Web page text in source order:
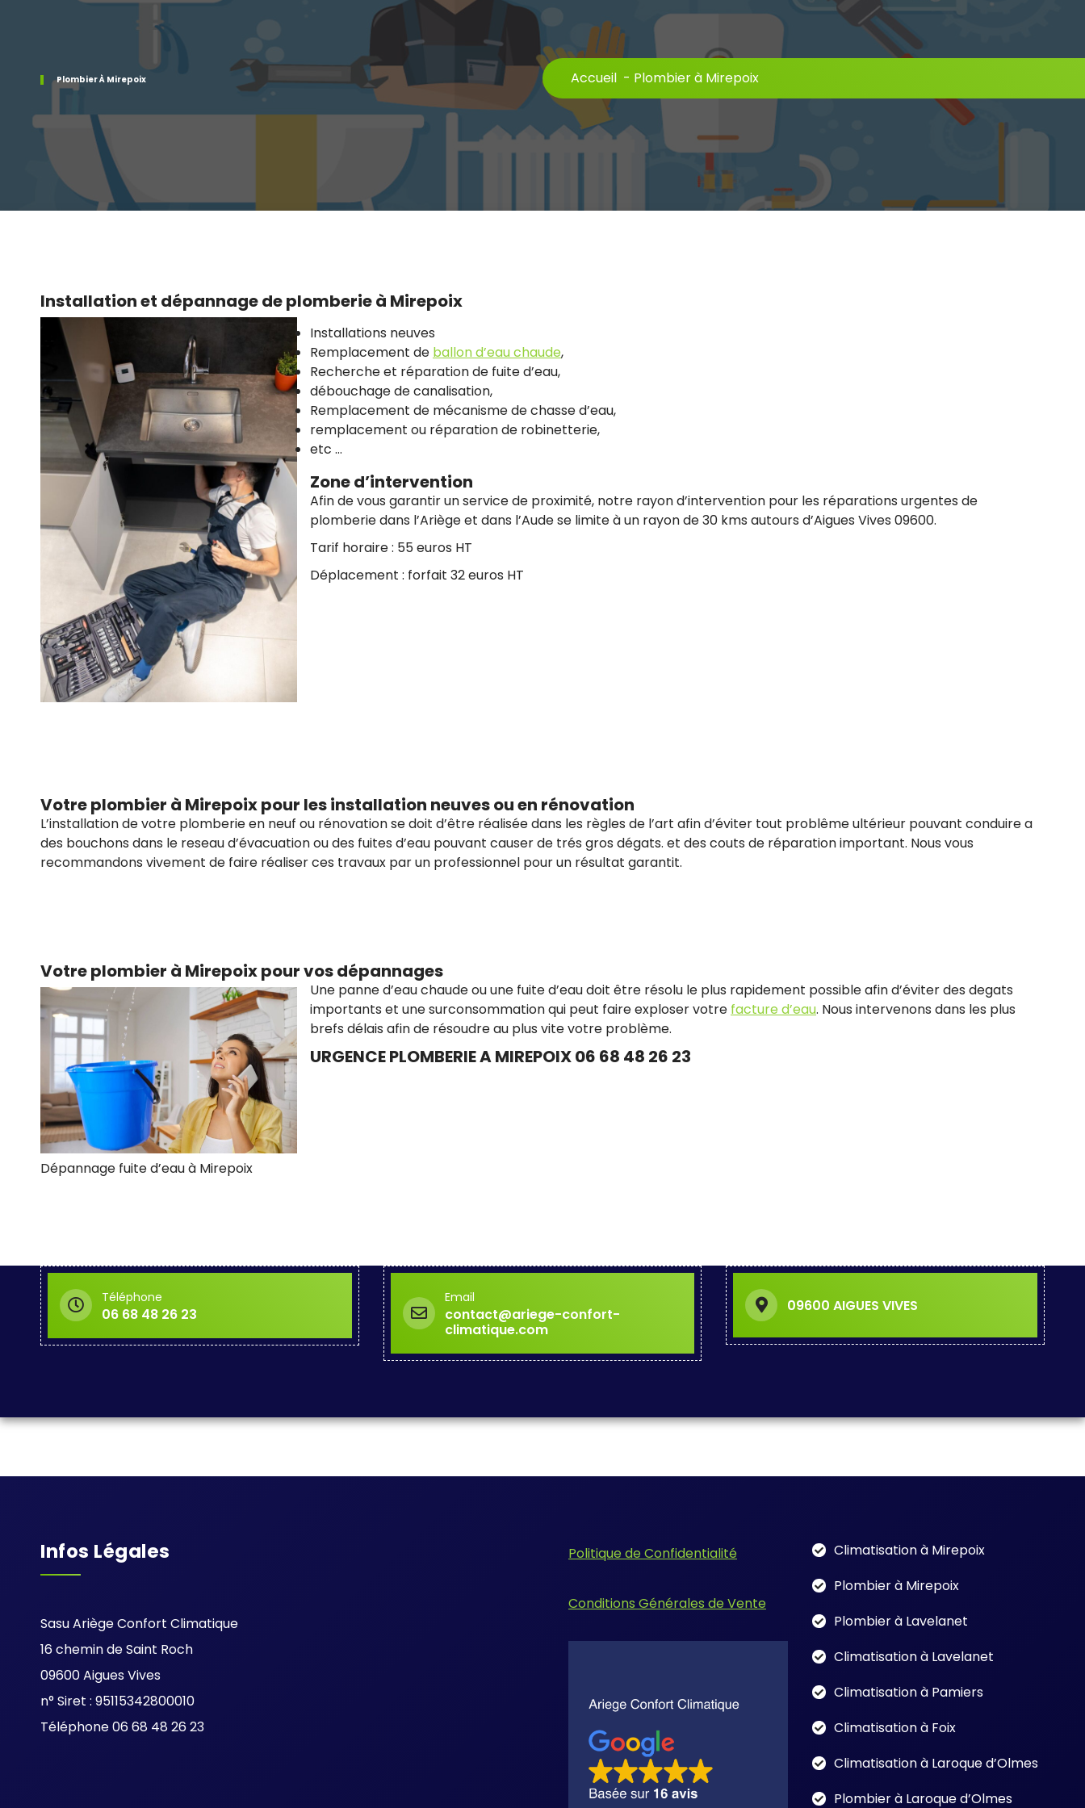
Plombier À Mirepoix Accueil - Plombier à Mirepoix
Installation et dépannage de plomberie à Mirepoix
Installations neuves
Remplacement de ballon d’eau chaude,
Recherche et réparation de fuite d’eau,
débouchage de canalisation,
Remplacement de mécanisme de chasse d’eau,
remplacement ou réparation de robinetterie,
etc …
Zone d’intervention
Afin de vous garantir un service de proximité, notre rayon d’intervention pour les réparations urgentes de
plomberie dans l’Ariège et dans l’Aude se limite à un rayon de 30 kms autours d’Aigues Vives 09600.
Tarif horaire : 55 euros HT
Déplacement : forfait 32 euros HT
Votre plombier à Mirepoix pour les installation neuves ou en rénovation
L’installation de votre plomberie en neuf ou rénovation se doit d’être réalisée dans les règles de l’art afin d’éviter tout problême ultérieur pouvant conduire a
des bouchons dans le reseau d’évacuation ou des fuites d’eau pouvant causer de trés gros dégats. et des couts de réparation important. Nous vous
recommandons vivement de faire réaliser ces travaux par un professionnel pour un résultat garantit.
Votre plombier à Mirepoix pour vos dépannages
Dépannage fuite d’eau à Mirepoix
Une panne d’eau chaude ou une fuite d’eau doit être résolu le plus rapidement possible afin d’éviter des degats
importants et une surconsommation qui peut faire exploser votre facture d’eau. Nous intervenons dans les plus
brefs délais afin de résoudre au plus vite votre problème.
URGENCE PLOMBERIE A MIREPOIX 06 68 48 26 23
Téléphone
06 68 48 26 23
Email
contact@ariege-confort-
climatique.com
09600 AIGUES VIVES
Infos Légales
Sasu Ariège Confort Climatique
16 chemin de Saint Roch
09600 Aigues Vives
n° Siret : 95115342800010
Téléphone 06 68 48 26 23
Politique de Confidentialité
Conditions Générales de Vente
Climatisation à Mirepoix
Plombier à Mirepoix
Plombier à Lavelanet
Climatisation à Lavelanet
Climatisation à Pamiers
Climatisation à Foix
Climatisation à Laroque d’Olmes
Plombier à Laroque d’Olmes